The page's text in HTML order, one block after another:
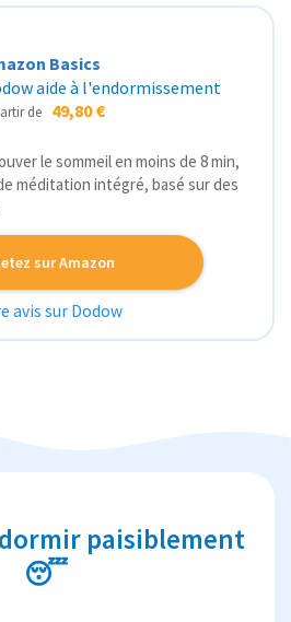
Basics
aide à l'endormissement
de 49,80 €
le sommeil en moins de 8 min,
méditation intégré, basé sur des
sur Amazon
avis sur Dodow
paisiblement
😴